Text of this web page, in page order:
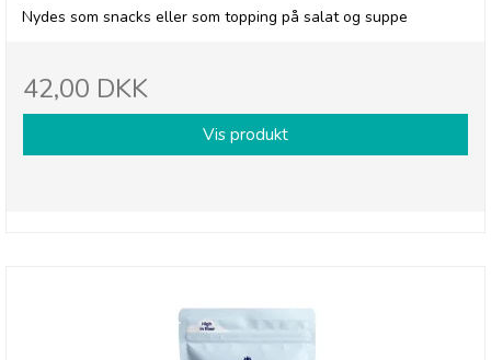
Nydes som snacks eller som topping på salat og suppe
42,00 DKK
Vis produkt